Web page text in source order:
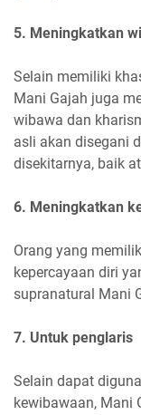
5. Meningkatkan
Selain memiliki
Mani Gajah juga
wibawa dan
asli akan disegani
disekitarnya, baik
6. Meningkatkan
Orang yang
kepercayaan diri
supranatural Mani
7. Untuk penglaris
Selain dapat
kewibawaan, Mani